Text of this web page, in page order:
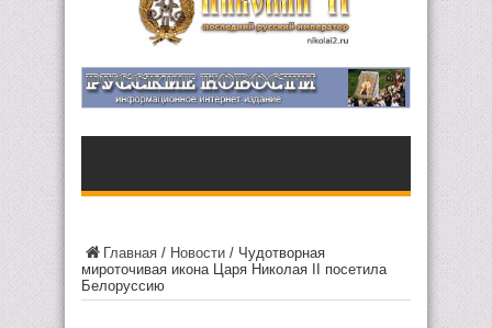
Главная / Новости / Чудотворная
мироточивая икона Царя Николая II посетила
Белоруссию